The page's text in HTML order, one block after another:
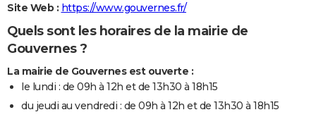
Site Web : https://www.gouvernes.fr/
Quels sont les horaires de la mairie de
Gouvernes ?
La mairie de Gouvernes est ouverte :
le lundi : de 09h à 12h et de 13h30 à 18h15
du jeudi au vendredi : de 09h à 12h et de 13h30 à 18h15